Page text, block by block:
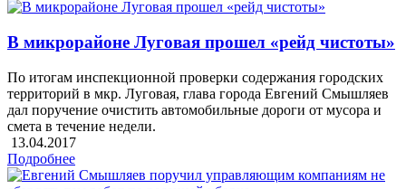
В микрорайоне Луговая прошел «рейд чистоты»
По итогам инспекционной проверки содержания городских
территорий в мкр. Луговая, глава города Евгений Смышляев
дал поручение очистить автомобильные дороги от мусора и
смета в течение недели.
13.04.2017
Подробнее